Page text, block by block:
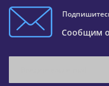
Сообщим о